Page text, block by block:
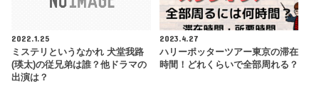
2022.1.25
ミステリというなかれ 犬堂我路
(瑛太)の従兄弟は誰？他ドラマの
出演は？
2023.4.27
ハリーポッターツアー東京の滞在
時間！どれくらいで全部周れる？